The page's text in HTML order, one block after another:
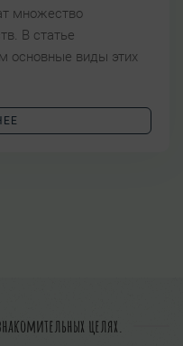
множество
В статье
основные виды этих
целях.